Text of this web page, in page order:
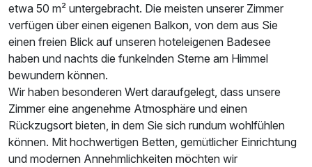
etwa 50 m² untergebracht. Die meisten unserer Zimmer
verfügen über einen eigenen Balkon, von dem aus Sie
einen freien Blick auf unseren hoteleigenen Badesee
haben und nachts die funkelnden Sterne am Himmel
bewundern können.
Wir haben besonderen Wert daraufgelegt, dass unsere
Zimmer eine angenehme Atmosphäre und einen
Rückzugsort bieten, in dem Sie sich rundum wohlfühlen
können. Mit hochwertigen Betten, gemütlicher Einrichtung
und modernen Annehmlichkeiten möchten wir